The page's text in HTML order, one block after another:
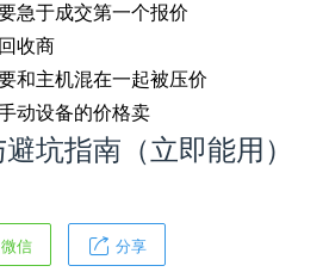
急于成交第一个报价
收商
和主机混在一起被压价
动设备的价格卖
坑指南（立即能用）
微信 分享